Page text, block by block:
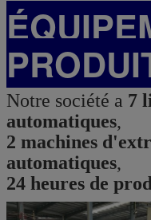
Notre société a 7
automatiques,
2 machines
automatiques,
24 heures de